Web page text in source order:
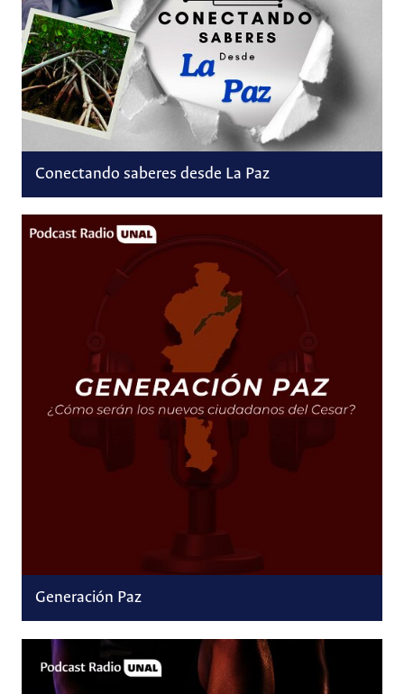
Conectando saberes desde La Paz
Generación Paz